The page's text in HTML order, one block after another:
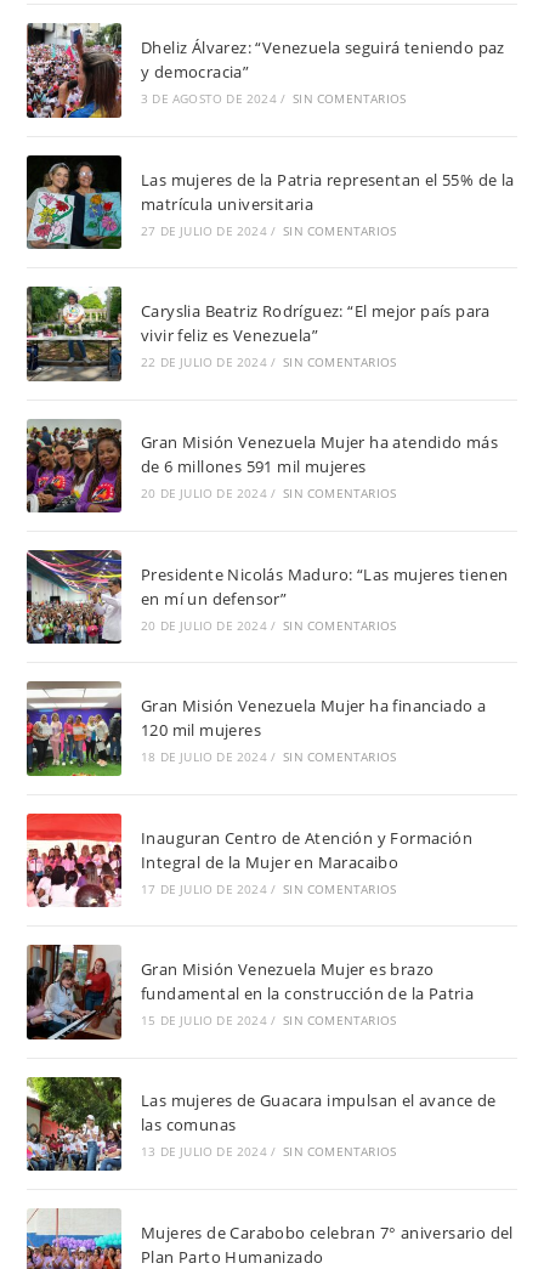
Dheliz Álvarez: “Venezuela seguirá teniendo paz
y democracia”
3 DE AGOSTO DE 2024 / SIN COMENTARIOS
Las mujeres de la Patria representan el 55% de la
matrícula universitaria
27 DE JULIO DE 2024 / SIN COMENTARIOS
Caryslia Beatriz Rodríguez: “El mejor país para
vivir feliz es Venezuela”
22 DE JULIO DE 2024 / SIN COMENTARIOS
Gran Misión Venezuela Mujer ha atendido más
de 6 millones 591 mil mujeres
20 DE JULIO DE 2024 / SIN COMENTARIOS
Presidente Nicolás Maduro: “Las mujeres tienen
en mí un defensor”
20 DE JULIO DE 2024 / SIN COMENTARIOS
Gran Misión Venezuela Mujer ha financiado a
120 mil mujeres
18 DE JULIO DE 2024 / SIN COMENTARIOS
Inauguran Centro de Atención y Formación
Integral de la Mujer en Maracaibo
17 DE JULIO DE 2024 / SIN COMENTARIOS
Gran Misión Venezuela Mujer es brazo
fundamental en la construcción de la Patria
15 DE JULIO DE 2024 / SIN COMENTARIOS
Las mujeres de Guacara impulsan el avance de
las comunas
13 DE JULIO DE 2024 / SIN COMENTARIOS
Mujeres de Carabobo celebran 7° aniversario del
Plan Parto Humanizado